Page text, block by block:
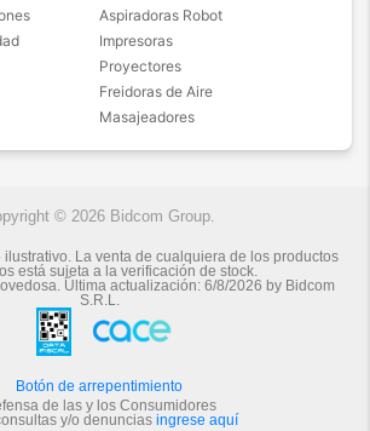
Aspiradoras Robot
Impresoras
Proyectores
Freidoras de Aire
Masajeadores
© 2026 Bidcom Group.
ilustrativo. La venta de cualquiera de los productos
está sujeta a la verificación de stock.
Última actualización: 6/8/2026 by Bidcom
S.R.L.
Botón de arrepentimiento
de las y los Consumidores
y/o denuncias ingrese aquí